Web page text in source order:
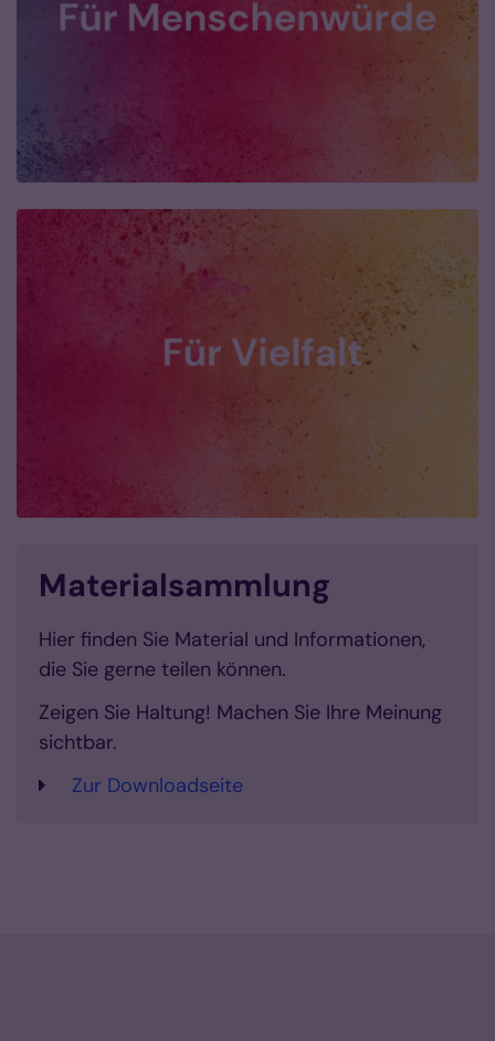
Materialsammlung
Hier finden Sie Material und Informationen,
die Sie gerne teilen können.
Zeigen Sie Haltung! Machen Sie Ihre Meinung
sichtbar.
Zur Downloadseite